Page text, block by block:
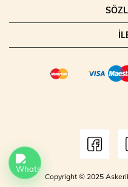
Copyright © 2025